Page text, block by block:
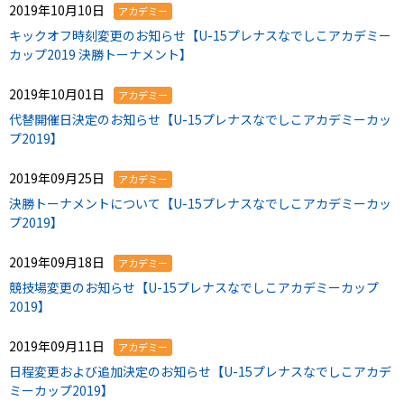
2019年10月10日 アカデミー
キックオフ時刻変更のお知らせ【U-15プレナスなでしこアカデミー
カップ2019 決勝トーナメント】
2019年10月01日 アカデミー
代替開催日決定のお知らせ【U-15プレナスなでしこアカデミーカッ
プ2019】
2019年09月25日 アカデミー
決勝トーナメントについて【U-15プレナスなでしこアカデミーカッ
プ2019】
2019年09月18日 アカデミー
競技場変更のお知らせ【U-15プレナスなでしこアカデミーカップ
2019】
2019年09月11日 アカデミー
日程変更および追加決定のお知らせ【U-15プレナスなでしこアカデ
ミーカップ2019】